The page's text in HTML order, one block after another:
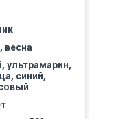
весна
ультрамарин,
синий,